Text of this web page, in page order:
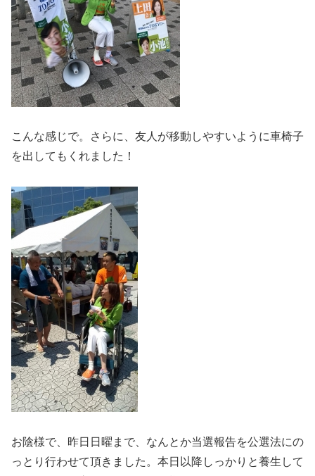
こんな感じで。さらに、友人が移動しやすいように車椅子
を出してもくれました！
お陰様で、昨日日曜まで、なんとか当選報告を公選法にの
っとり行わせて頂きました。本日以降しっかりと養生して